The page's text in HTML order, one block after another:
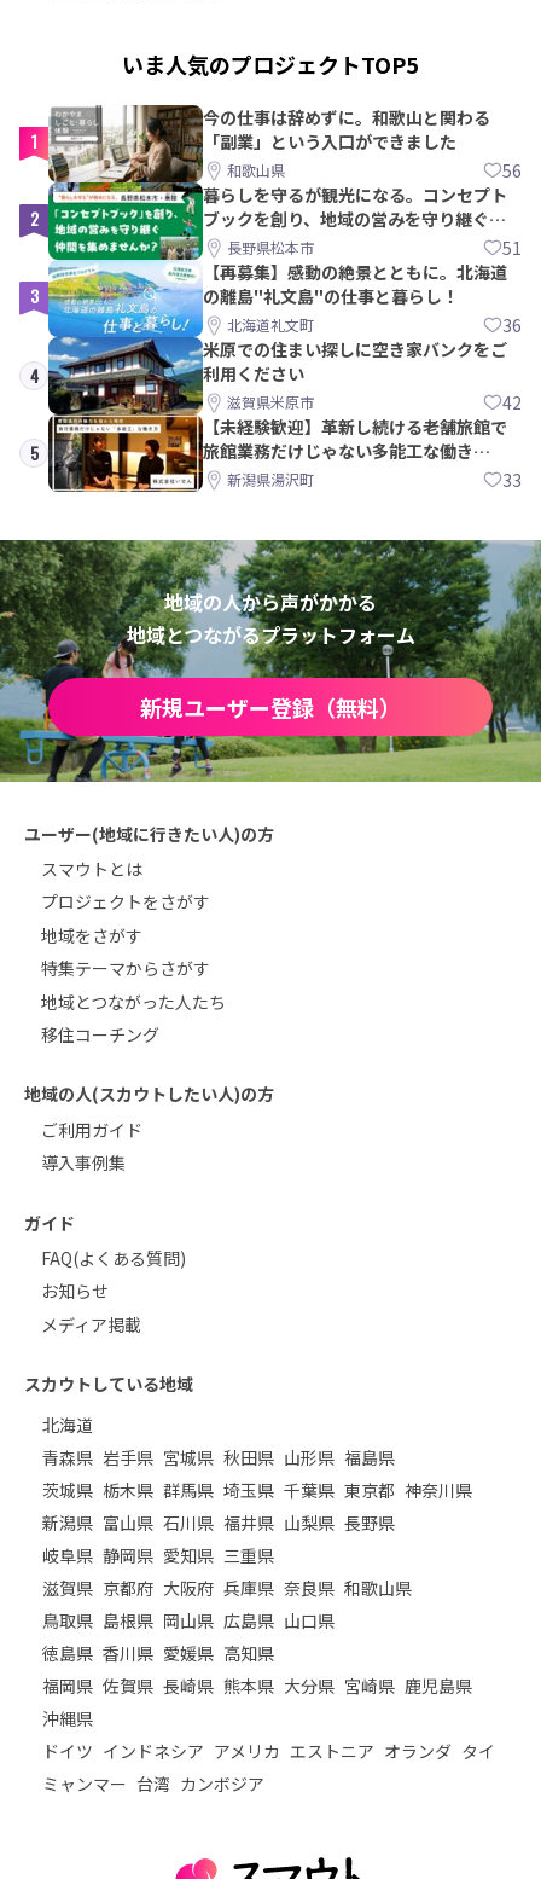
いま人気のプロジェクトTOP5
1
今の仕事は辞めずに。和歌山と関わる
「副業」という入口ができました
和歌山県 56
2
暮らしを守るが観光になる。コンセプト
ブックを創り、地域の営みを守り継ぐ仲
間を集めませんか？
長野県松本市 51
3
【再募集】感動の絶景とともに。北海道
の離島"礼文島"の仕事と暮らし！
北海道礼文町 36
4
米原での住まい探しに空き家バンクをご
利用ください
滋賀県米原市 42
5
【未経験歓迎】革新し続ける老舗旅館で
旅館業務だけじゃない多能工な働き
方。 株式会社いせん
新潟県湯沢町 33
地域の人から声がかかる
地域とつながるプラットフォーム
新規ユーザー登録（無料）
ユーザー(地域に行きたい人)の方
スマウトとは
プロジェクトをさがす
地域をさがす
特集テーマからさがす
地域とつながった人たち
移住コーチング
地域の人(スカウトしたい人)の方
ご利用ガイド
導入事例集
ガイド
FAQ(よくある質問)
お知らせ
メディア掲載
スカウトしている地域
北海道
青森県 岩手県 宮城県 秋田県 山形県 福島県
茨城県 栃木県 群馬県 埼玉県 千葉県 東京都 神奈川県
新潟県 富山県 石川県 福井県 山梨県 長野県
岐阜県 静岡県 愛知県 三重県
滋賀県 京都府 大阪府 兵庫県 奈良県 和歌山県
鳥取県 島根県 岡山県 広島県 山口県
徳島県 香川県 愛媛県 高知県
福岡県 佐賀県 長崎県 熊本県 大分県 宮崎県 鹿児島県
沖縄県
ドイツ インドネシア アメリカ エストニア オランダ タイ
ミャンマー 台湾 カンボジア